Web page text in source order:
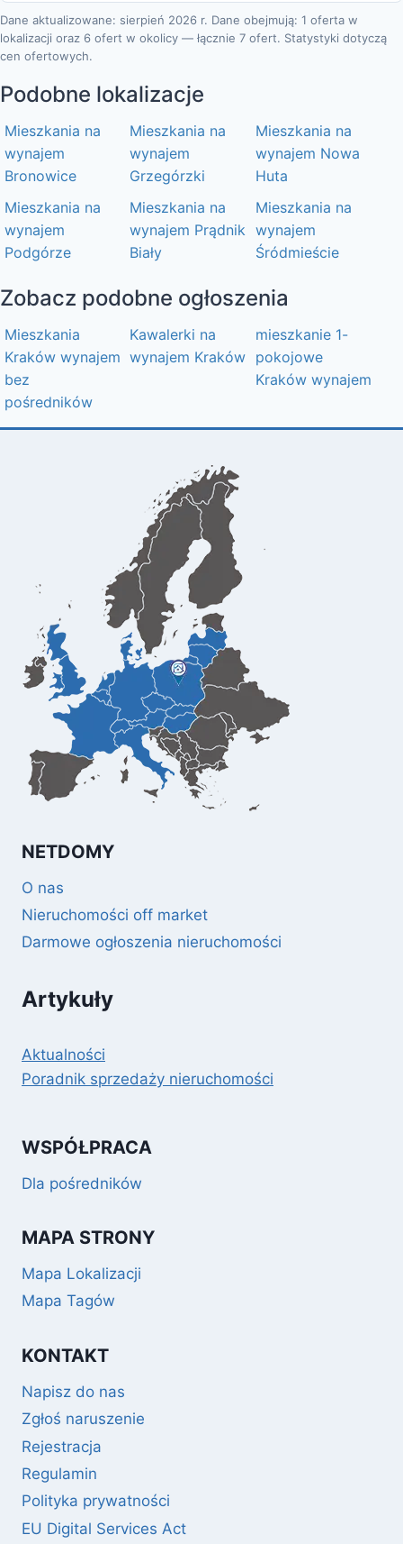
Dane aktualizowane: sierpień 2026 r. Dane obejmują: 1 oferta w
lokalizacji oraz 6 ofert w okolicy — łącznie 7 ofert. Statystyki dotyczą
cen ofertowych.
Podobne lokalizacje
Mieszkania na
wynajem
Bronowice
Mieszkania na
wynajem
Grzegórzki
Mieszkania na
wynajem Nowa
Huta
Mieszkania na
wynajem
Podgórze
Mieszkania na
wynajem Prądnik
Biały
Mieszkania na
wynajem
Śródmieście
Zobacz podobne ogłoszenia
Mieszkania
Kraków wynajem
bez
pośredników
Kawalerki na
wynajem Kraków
mieszkanie 1-
pokojowe
Kraków wynajem
NETDOMY
O nas
Nieruchomości off market
Darmowe ogłoszenia nieruchomości
Artykuły
Aktualności
Poradnik sprzedaży nieruchomości
WSPÓŁPRACA
Dla pośredników
MAPA STRONY
Mapa Lokalizacji
Mapa Tagów
KONTAKT
Napisz do nas
Zgłoś naruszenie
Rejestracja
Regulamin
Polityka prywatności
EU Digital Services Act